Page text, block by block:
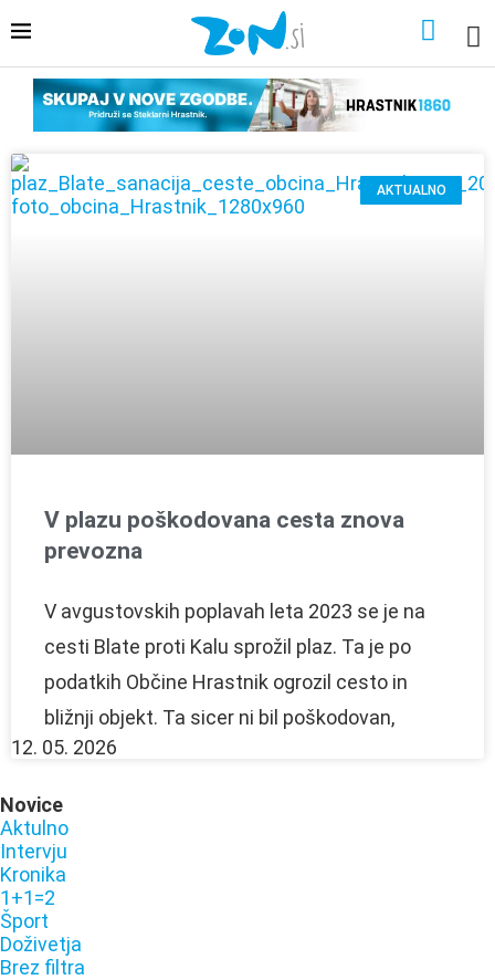
AKTUALNO
V plazu poškodovana cesta znova
prevozna
V avgustovskih poplavah leta 2023 se je na
cesti Blate proti Kalu sprožil plaz. Ta je po
podatkih Občine Hrastnik ogrozil cesto in
bližnji objekt. Ta sicer ni bil poškodovan,
12. 05. 2026
Novice
Aktulno
Intervju
Kronika
1+1=2
Šport
Doživetja
Brez filtra